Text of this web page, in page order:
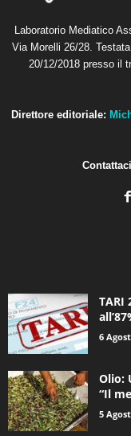
Laboratorio Mediatico
Via Morelli 26/28.
20/12/2018 presso il
Direttore editoriale:
TARI
6
Olio:
“Il
5